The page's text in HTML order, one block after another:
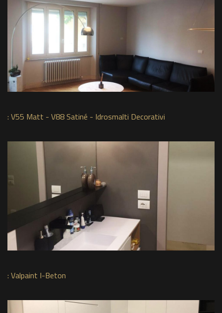
: V55 Matt - V88 Satiné - Idrosmalti Decorativi
: Valpaint I-Beton